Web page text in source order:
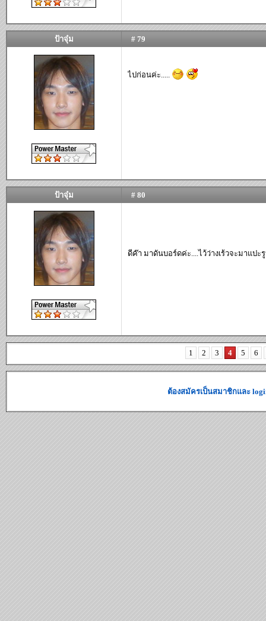
ป้าจุ๋ม # 79
ไปก่อนค่ะ.....
ป้าจุ๋ม # 80
ดีค๊า มาดันบอร์ดค่ะ....ไว้ว่างเร้วจะมาแปะ
1 2 3 4 5 6
ต้องสมัครเป็นสมาชิกและ